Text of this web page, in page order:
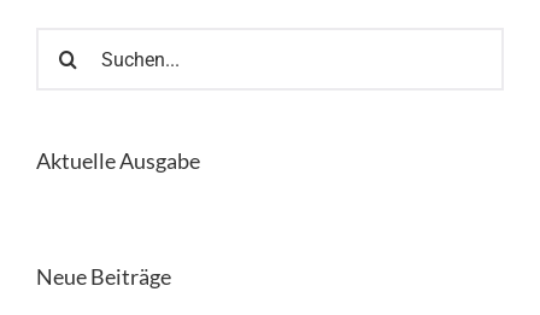
nach:
Aktuelle Ausgabe
Neue Beiträge